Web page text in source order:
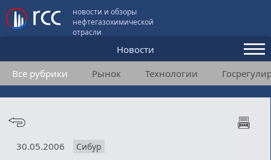
новости и обзоры
нефтегазохимической
отрасли
Новости
Аналитика и мнения
Конференции
Все рубрики Рынок Технологии
30.05.2006 Сибур